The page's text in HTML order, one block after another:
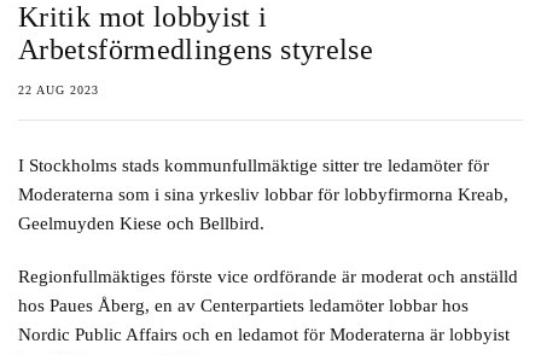
Kritik mot lobbyist i
Arbetsförmedlingens styrelse
22 AUG 2023
I Stockholms stads kommunfullmäktige sitter tre ledamöter för
Moderaterna som i sina yrkesliv lobbar för lobbyfirmorna Kreab,
Geelmuyden Kiese och Bellbird.
Regionfullmäktiges förste vice ordförande är moderat och anställd
hos Paues Åberg, en av Centerpartiets ledamöter lobbar hos
Nordic Public Affairs och en ledamot för Moderaterna är lobbyist